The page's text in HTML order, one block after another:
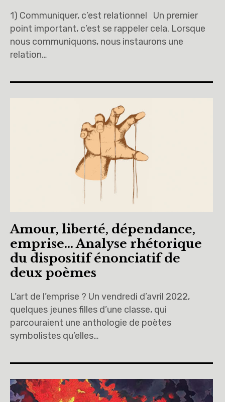
1) Communiquer, c’est relationnel Un premier
point important, c’est se rappeler cela. Lorsque
nous communiquons, nous instaurons une
relation…
Amour, liberté, dépendance,
emprise… Analyse rhétorique
du dispositif énonciatif de
deux poèmes
L’art de l’emprise ? Un vendredi d’avril 2022,
quelques jeunes filles d’une classe, qui
parcouraient une anthologie de poètes
symbolistes qu’elles…